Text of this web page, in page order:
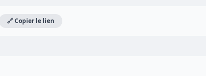
🔗 Copier le lien